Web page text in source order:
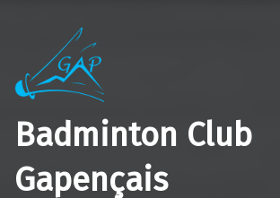
Badminton Club
Gapençais